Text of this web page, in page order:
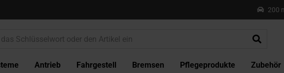
200
Antrieb Fahrgestell Bremsen Pflegeprodukte Zubehör